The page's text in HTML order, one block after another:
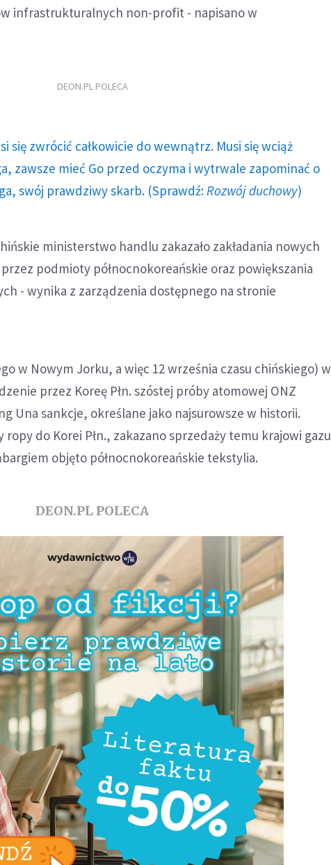
infrastrukturalnych non-profit - napisano w
DEON.PL POLECA
się zwrócić całkowicie do wewnątrz. Musi się wciąż
zawsze mieć Go przed oczyma i wytrwale zapominać o
swój prawdziwy skarb. (Sprawdź: Rozwój duchowy)
ministerstwo handlu zakazało zakładania nowych
podmioty północnokoreańskie oraz powiększania
- wynika z zarządzenia dostępnego na stronie
w Nowym Jorku, a więc 12 września czasu chińskiego) w
przez Koreę Płn. szóstej próby atomowej ONZ
Una sankcje, określane jako najsurowsze w historii.
do Korei Płn., zakazano sprzedaży temu krajowi gazu
objęto północnokoreańskie tekstylia.
DEON.PL POLECA